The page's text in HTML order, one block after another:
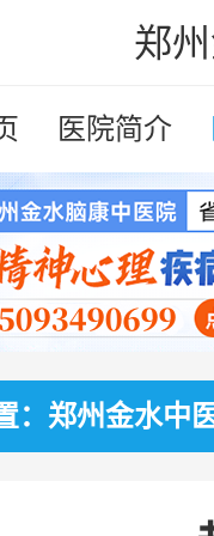
郑
医院简介
： 郑州金水中